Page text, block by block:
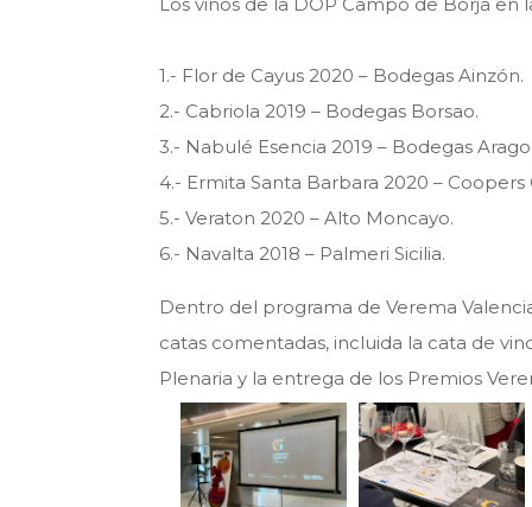
1.- Flor de Cayus 2020 – Bodegas Ainzón.
2.- Cabriola 2019 – Bodegas Borsao.
3.- Nabulé Esencia 2019 – Bodegas
4.- Ermita Santa Barbara 2020 – Coopers
5.- Veraton 2020 – Alto Moncayo.
6.- Navalta 2018 – Palmeri Sicilia.
Dentro del programa de Verema
catas comentadas, incluida la cata de
Plenaria y la entrega de los Premios